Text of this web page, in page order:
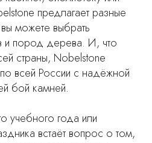
предлагает разные
можете выбрать
и пород дерева. И, что
страны, Nobelstone
всей России с надёжной
бой камней.
учебного года или
встаёт вопрос о том,